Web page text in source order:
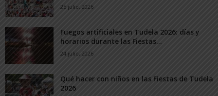
25 julio, 2026
Fuegos artificiales en Tudela 2026: días y
horarios durante las Fiestas...
24 julio, 2026
Qué hacer con niños en las Fiestas de Tudela
2026